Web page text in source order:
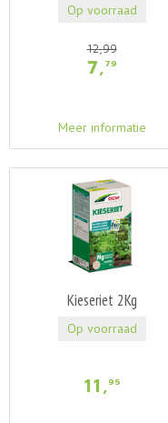
12,99
7,79
Meer informatie
Op voorraad
Kieseriet 2Kg
11 ,95
Op voorraad